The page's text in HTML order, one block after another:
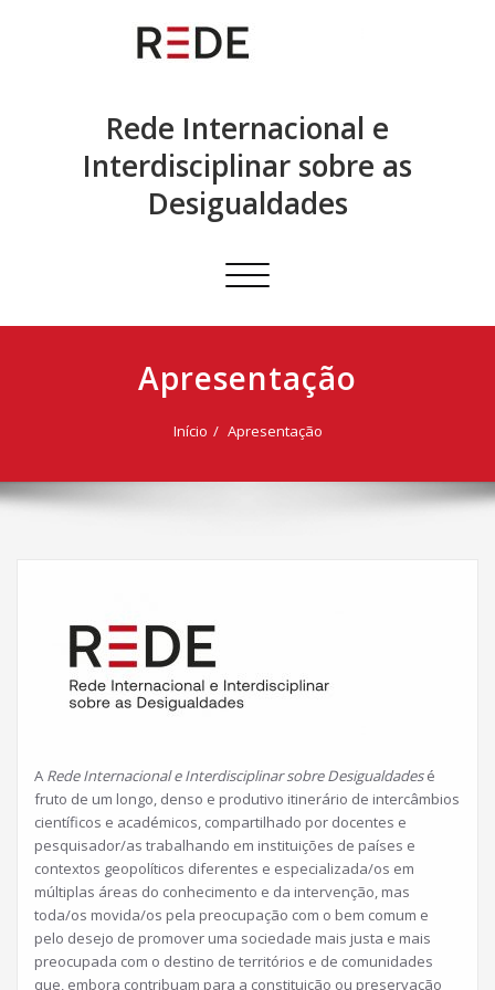
Rede Internacional e
Interdisciplinar sobre as
Desigualdades
Alternar
navegação
Apresentação
Início Apresentação
A Rede Internacional e Interdisciplinar sobre Desigualdadesé
fruto de um longo, denso e produtivo itinerário de intercâmbios
científicos e académicos, compartilhado por docentes e
pesquisador/as trabalhando em instituições de países e
contextos geopolíticos diferentes e especializada/os em
múltiplas áreas do conhecimento e da intervenção, mas
toda/os movida/os pela preocupação com o bem comum e
pelo desejo de promover uma sociedade mais justa e mais
preocupada com o destino de territórios e de comunidades
que, embora contribuam para a constituição ou preservação